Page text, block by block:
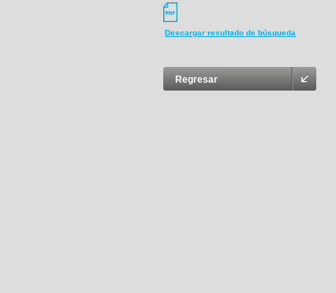
Descargar resultado de búsqueda
Regresar